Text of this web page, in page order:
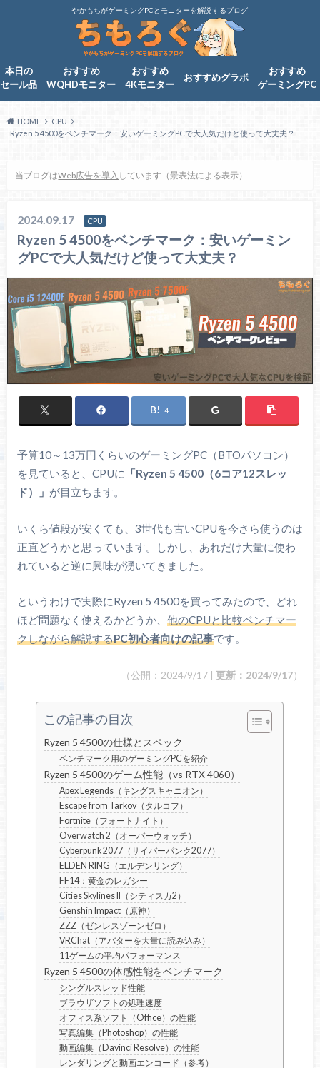
やかもちがゲーミングPCとモニターを解説するブログ
本日の
セール品
おすすめ
WQHDモニター
おすすめ
4Kモニター
おすすめグラボ
おすすめ
ゲーミングPC
HOME
CPU
Ryzen 5 4500をベンチマーク：安いゲーミングPCで大人気だけど使って大丈夫？
当ブログはWeb広告を導入 しています（景表法による表示）
2024.09.17 CPU
Ryzen 5 4500をベンチマーク：安いゲーミン
グPCで大人気だけど使って大丈夫？
4
予算10～13万円くらいのゲーミングPC（BTOパソコン）
を見ていると、CPUに 「Ryzen 5 4500（6コア12スレッ
ド）」 が目立ちます。
いくら値段が安くても、3世代も古いCPUを今さら使うのは
正直どうかと思っています。しかし、あれだけ大量に使わ
れていると逆に興味が湧いてきました。
というわけで実際にRyzen 5 4500を買ってみたので、どれ
ほど問題なく使えるかどうか、 他のCPUと比較ベンチマー
クしながら解説するPC初心者向けの記事です。
（公開：2024/9/17 |更新：2024/9/17）
この記事の目次
Ryzen 5 4500の仕様とスペック
ベンチマーク用のゲーミングPCを紹介
Ryzen 5 4500のゲーム性能（vs RTX 4060）
Apex Legends（キングスキャニオン）
Escape from Tarkov（タルコフ）
Fortnite（フォートナイト）
Overwatch 2（オーバーウォッチ）
Cyberpunk 2077（サイバーパンク2077）
ELDEN RING（エルデンリング）
FF14：黄金のレガシー
Cities Skylines II（シティスカ2）
Genshin Impact（原神）
ZZZ（ゼンレスゾーンゼロ）
VRChat（アバターを大量に読み込み）
11ゲームの平均パフォーマンス
Ryzen 5 4500の体感性能をベンチマーク
シングルスレッド性能
ブラウザソフトの処理速度
オフィス系ソフト（Office）の性能
写真編集（Photoshop）の性能
動画編集（Davinci Resolve）の性能
レンダリングと動画エンコード（参考）